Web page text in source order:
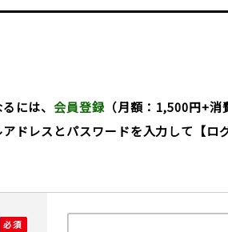
には、会員登録（月額：1,500円+消
ドレスとパスワードを入力して【ロ